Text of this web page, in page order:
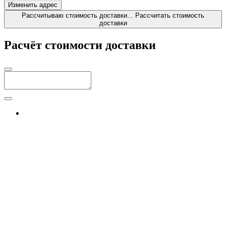
Изменить адрес
Рассчитываю стоимость доставки...
Рассчитать стоимость
доставки
Расчёт стоимости доставки